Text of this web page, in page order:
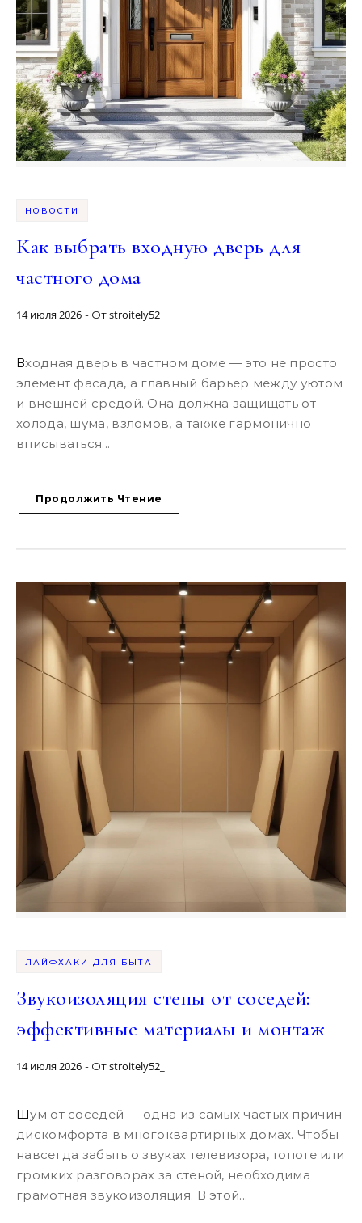
НОВОСТИ
Как выбрать входную дверь для
частного дома
14 июля 2026 - Отstroitely52_
Входная дверь в частном доме — это не просто
элемент фасада, а главный барьер между уютом
и внешней средой. Она должна защищать от
холода, шума, взломов, а также гармонично
вписываться...
Продолжить Чтение
ЛАЙФХАКИ ДЛЯ БЫТА
Звукоизоляция стены от соседей:
эффективные материалы и монтаж
14 июля 2026 - Отstroitely52_
Шум от соседей — одна из самых частых причин
дискомфорта в многоквартирных домах. Чтобы
навсегда забыть о звуках телевизора, топоте или
громких разговорах за стеной, необходима
грамотная звукоизоляция. В этой...